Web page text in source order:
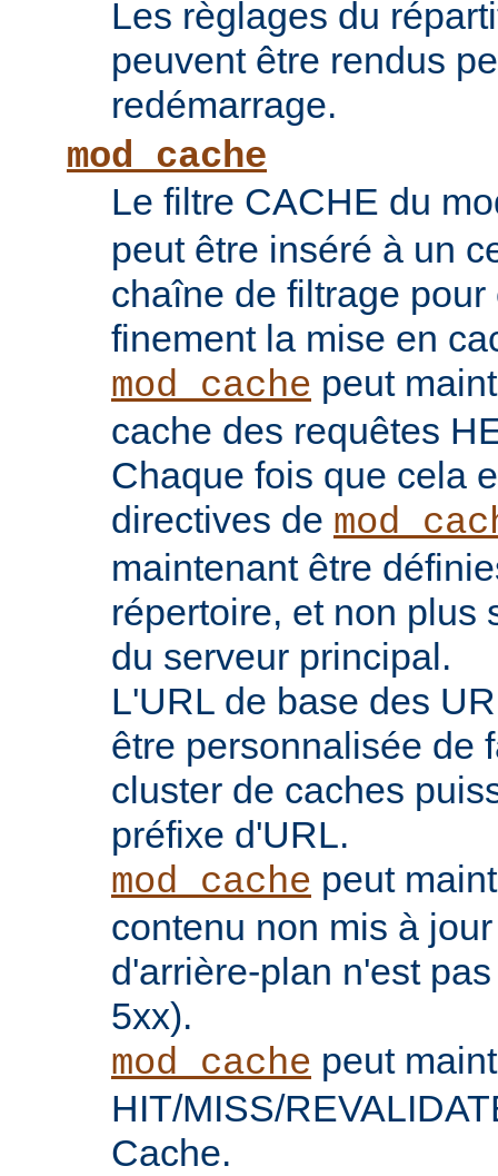
Les règlages du
peuvent être rendus
redémarrage.
mod_cache
Le filtre CACHE du
peut être inséré à un
chaîne de filtrage
finement la mise en
mod_cache peut
cache des requêtes
Chaque fois que cela
directives de
maintenant être
répertoire, et non plus
du serveur principal.
L'URL de base des
être personnalisée de
cluster de caches
préfixe d'URL.
mod_cache peut
contenu non mis à
d'arrière-plan n'est
5xx).
mod_cache peut
HIT/MISS/
Cache.